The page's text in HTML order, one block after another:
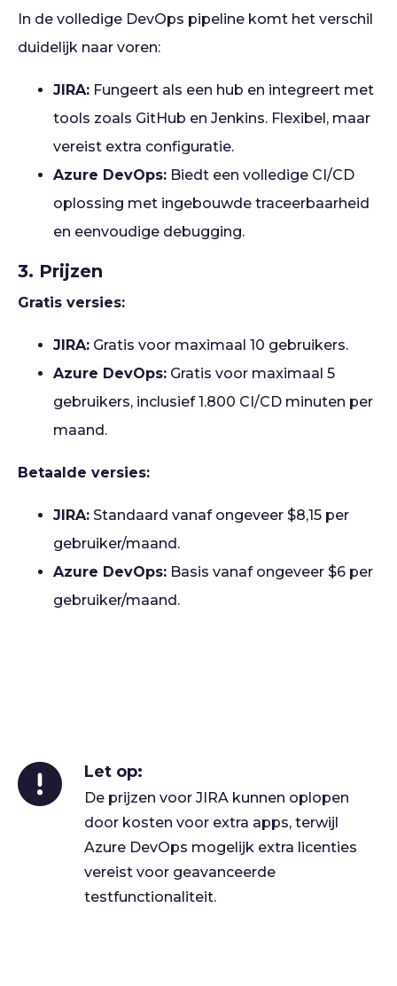
In de volledige DevOps pipeline komt het verschil
duidelijk naar voren:
JIRA: Fungeert als een hub en integreert met
tools zoals GitHub en Jenkins. Flexibel, maar
vereist extra configuratie.
Azure DevOps: Biedt een volledige CI/CD
oplossing met ingebouwde traceerbaarheid
en eenvoudige debugging.
3. Prijzen
Gratis versies:
JIRA: Gratis voor maximaal 10 gebruikers.
Azure DevOps: Gratis voor maximaal 5
gebruikers, inclusief 1.800 CI/CD minuten per
maand.
Betaalde versies:
JIRA: Standaard vanaf ongeveer $8,15 per
gebruiker/maand.
Azure DevOps: Basis vanaf ongeveer $6 per
gebruiker/maand.
Let op:
De prijzen voor JIRA kunnen oplopen
door kosten voor extra apps, terwijl
Azure DevOps mogelijk extra licenties
vereist voor geavanceerde
testfunctionaliteit.